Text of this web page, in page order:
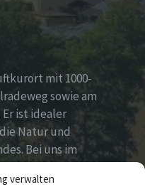
verwalten
mit 1000-
sowie am
ist idealer
Natur und
Bei uns im
und viel